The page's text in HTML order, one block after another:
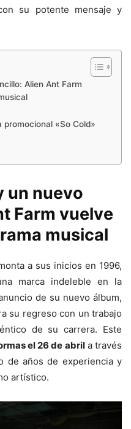
su potente mensaje y
Alien Ant Farm
«So Cold»
un nuevo
Farm vuelve
musical
a sus inicios en 1996,
marca indeleble en la
de su nuevo álbum,
su regreso con un trabajo
de su carrera. Este
el 26 de abrila través
de años de experiencia y
artístico.